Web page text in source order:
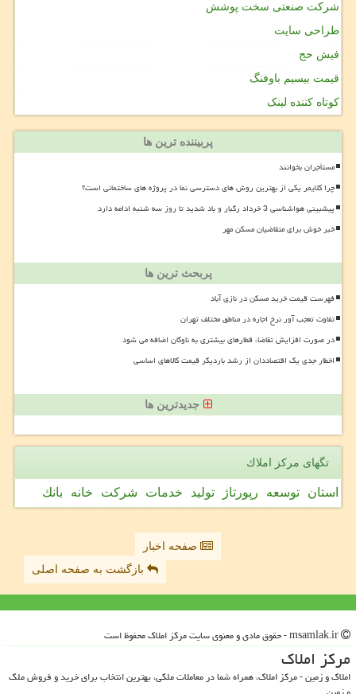
شرکت صنعتی سخت پوشش
طراحی سایت
فیش حج
قیمت بیسیم باوفنگ
کوتاه کننده لینک
پربیننده ترین ها
مستأجران بخوانند
چرا کلایمر یکی از بهترین روش های دسترسی نما در پروژه های ساختمانی است؟
پیشبینی هواشناسی 3 خرداد رگبار و باد شدید تا روز سه شنبه ادامه دارد
خبر خوش برای متقاضیان مسکن مهر
پربحث ترین ها
فهرست قیمت خرید مسکن در نازی آباد
تفاوت تعجب آور نرخ اجاره در مناطق مختلف تهران
در صورت افزایش تقاضا، قطارهای بیشتری به ناوگان اضافه می شود
اخطار جدی یک اقتصاددان از رشد باردیگر قیمت کالاهای اساسی
جدیدترین ها
تگهای مركز املاك
استان توسعه رپورتاژ تولید خدمات شركت خانه بانك
صفحه اخبار
بازگشت به صفحه اصلی
مركز املاك
املاک و زمین - مرکز املاک، همراه شما در معاملات ملکی، بهترین انتخاب برای خرید و فروش ملک